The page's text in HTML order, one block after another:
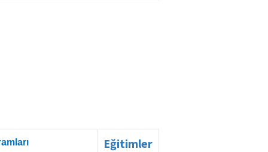
Eğitimler